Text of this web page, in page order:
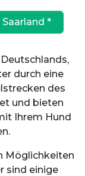
*
durch eine
des
und bieten
Ihrem Hund
Möglichkeiten
sind einige